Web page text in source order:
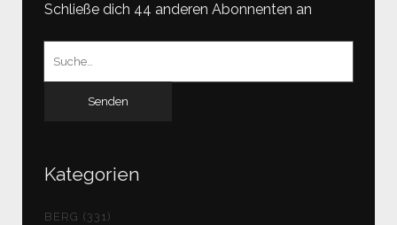
Schließe dich 44 anderen Abonnenten an
Kategorien
BERG (331)